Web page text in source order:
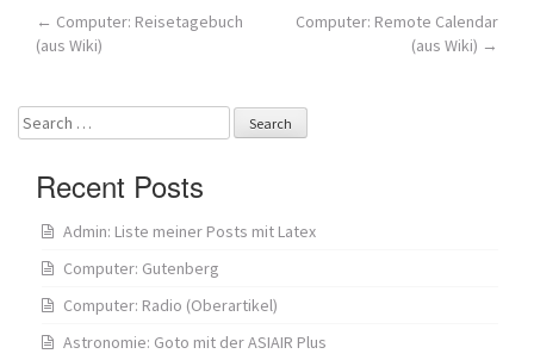
Post
← Computer: Reisetagebuch
(aus Wiki)
Computer: Remote Calendar
(aus Wiki) →
Search
for:
Recent Posts
Admin: Liste meiner Posts mit Latex
Computer: Gutenberg
Computer: Radio (Oberartikel)
Astronomie: Goto mit der ASIAIR Plus